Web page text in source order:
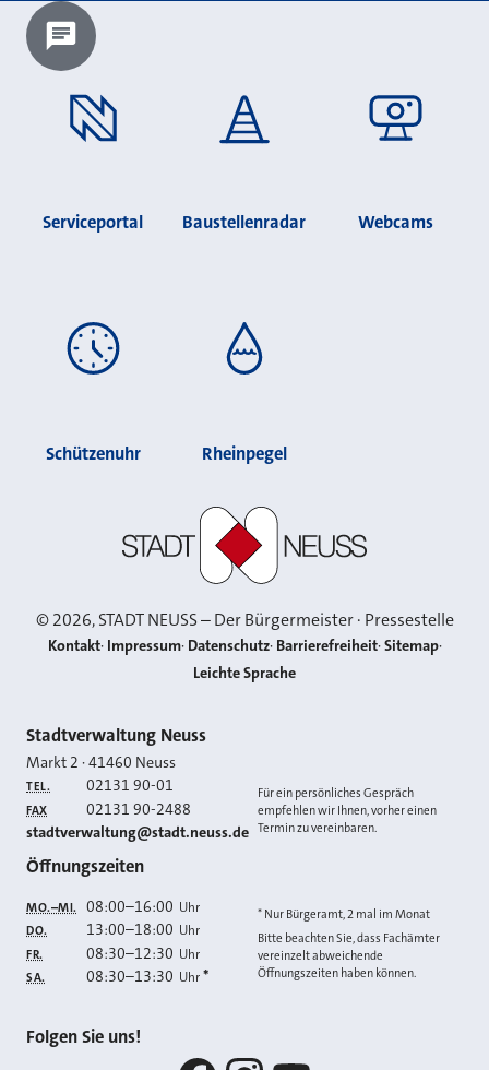
Chatbot laden?
Serviceportal Baustellenradar Webcams
Schützenuhr Rheinpegel
©2026, STADT NEUSS – Der Bürgermeister · Pressestelle
Kontakt Impressum Datenschutz Barrierefreiheit Sitemap
Leichte Sprache
Kontakt
Stadtverwaltung Neuss
Markt 2 ·41460 Neuss
TEL. 02131 90-01
FAX 02131 90-2488
E-MAIL
stadtverwaltung@stadt.neuss.de
Für ein persönliches Gespräch
empfehlen wir Ihnen, vorher einen
Termin zu vereinbaren.
Öffnungszeiten
MO.–MI. 08:00–16:00 Uhr
DO. 13:00–18:00 Uhr
FR. 08:30–12:30 Uhr
SA. 08:30–13:30 Uhr *
* Nur Bürgeramt, 2 mal im Monat
Bitte beachten Sie, dass Fachämter
vereinzelt abweichende
Öffnungszeiten haben können.
Folgen Sie uns!